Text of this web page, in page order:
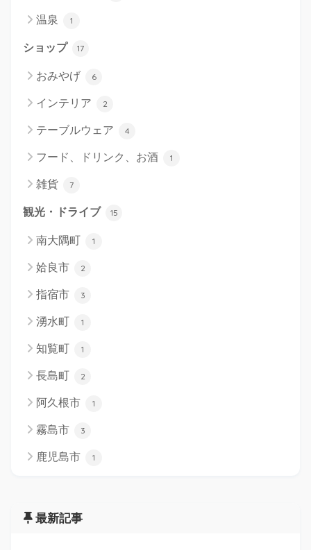
温泉 1
ショップ 17
おみやげ 6
インテリア 2
テーブルウェア 4
フード、ドリンク、お酒 1
雑貨 7
観光・ドライブ 15
南大隅町 1
姶良市 2
指宿市 3
湧水町 1
知覧町 1
長島町 2
阿久根市 1
霧島市 3
鹿児島市 1
最新記事